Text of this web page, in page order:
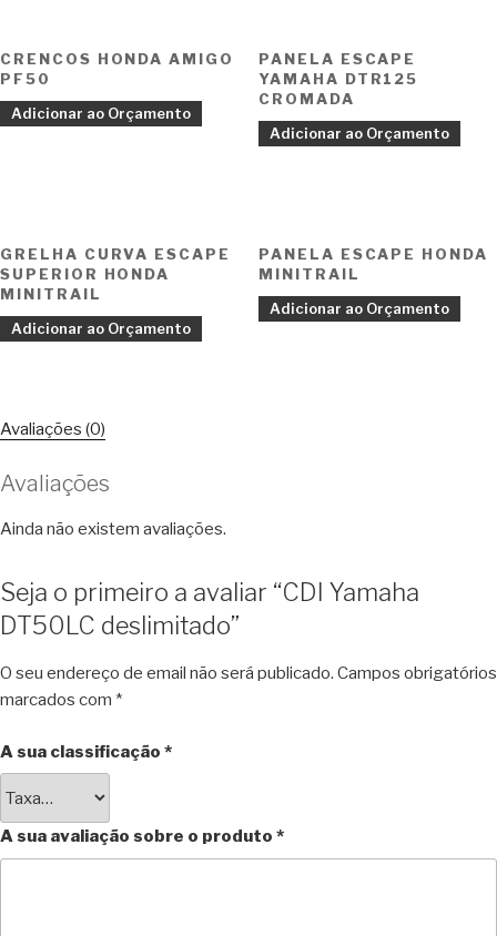
CRENCOS HONDA AMIGO
PF50
Adicionar ao Orçamento
PANELA ESCAPE
YAMAHA DTR125
CROMADA
Adicionar ao Orçamento
GRELHA CURVA ESCAPE
SUPERIOR HONDA
MINITRAIL
Adicionar ao Orçamento
PANELA ESCAPE HONDA
MINITRAIL
Adicionar ao Orçamento
Avaliações (0)
Avaliações
Ainda não existem avaliações.
Seja o primeiro a avaliar “CDI Yamaha
DT50LC deslimitado”
O seu endereço de email não será publicado. Campos obrigatórios
marcados com *
A sua classificação *
A sua avaliação sobre o produto *